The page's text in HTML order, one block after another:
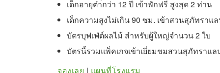
เด็กอายุตำ่กว่า 12 ปี เข้าพักฟรี สูงสุด 2 ท่าน
เด็กความสูงไม่เกิน 90 ซม. เข้าสวนสุภัทราแ
บัตรบุฟเฟ่ต์ผลไม้ สำหรับผู้ใหญ่จำนวน 2 ใบ
บัตรนี้รวมแพ็คเกจเข้าเยี่ยมชมสวนสุภัทราแล
จองเลย | แผนที่โรงแรม